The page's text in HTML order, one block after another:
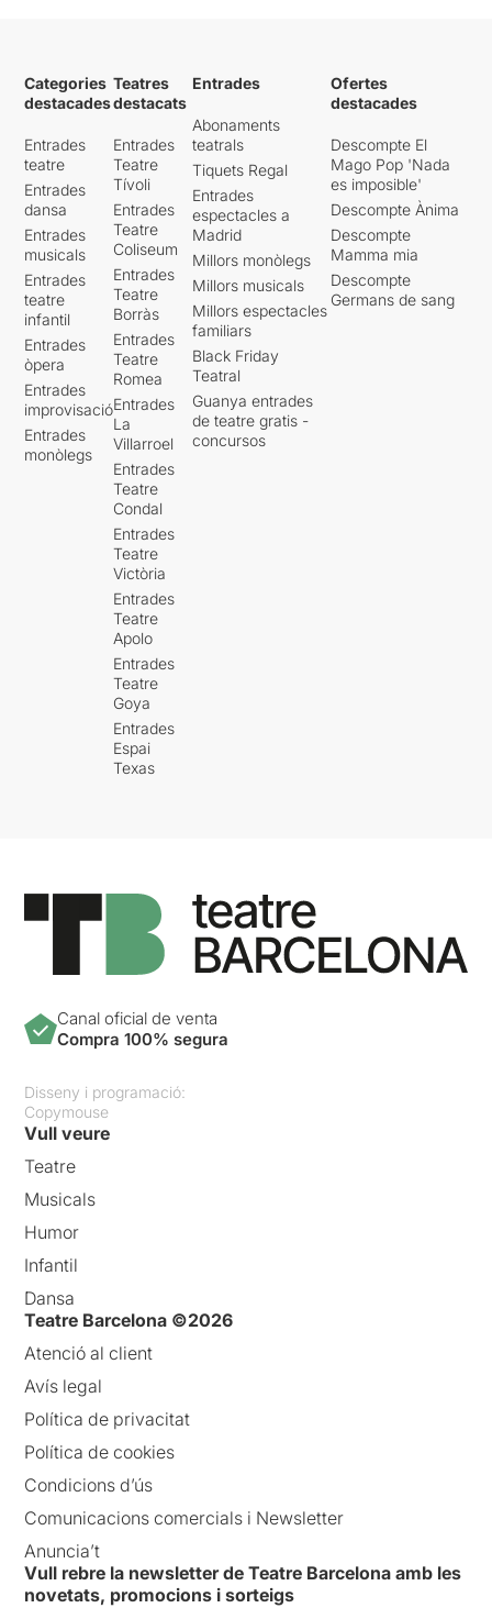
Categories
destacades
Entrades
teatre
Entrades
dansa
Entrades
musicals
Entrades
teatre
infantil
Entrades
òpera
Entrades
improvisació
Entrades
monòlegs
Teatres
destacats
Entrades
Teatre
Tívoli
Entrades
Teatre
Coliseum
Entrades
Teatre
Borràs
Entrades
Teatre
Romea
Entrades
La
Villarroel
Entrades
Teatre
Condal
Entrades
Teatre
Victòria
Entrades
Teatre
Apolo
Entrades
Teatre
Goya
Entrades
Espai
Texas
Entrades
Abonaments
teatrals
Tiquets Regal
Entrades
espectacles a
Madrid
Millors monòlegs
Millors musicals
Millors espectacles
familiars
Black Friday
Teatral
Guanya entrades
de teatre gratis -
concursos
Ofertes
destacades
Descompte El
Mago Pop 'Nada
es imposible'
Descompte Ànima
Descompte
Mamma mia
Descompte
Germans de sang
Canal oficial de venta
Compra 100% segura
Disseny i programació:
Copymouse
Vull veure
Teatre
Musicals
Humor
Infantil
Dansa
Teatre Barcelona ©2026
Atenció al client
Avís legal
Política de privacitat
Política de cookies
Condicions d’ús
Comunicacions comercials i Newsletter
Anuncia’t
Vull rebre la newsletter de Teatre Barcelona amb les
novetats, promocions i sorteigs